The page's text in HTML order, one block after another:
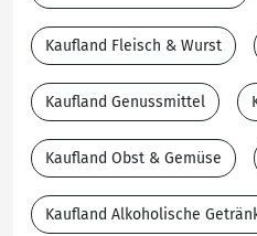
Kaufland Fleisch & Wurst
Kaufland Genussmittel
Kaufland Obst & Gemüse
Kaufland Alkoholische